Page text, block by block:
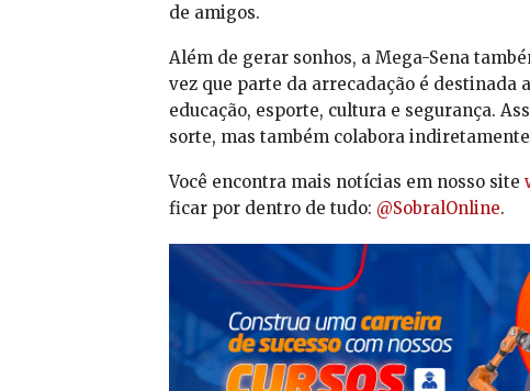
de amigos.
Além de gerar sonhos, a Mega-Sena
vez que parte da arrecadação é destinada
educação, esporte, cultura e segurança.
sorte, mas também colabora
Você encontra mais notícias em nosso site
ficar por dentro de tudo: @SobralOnline.